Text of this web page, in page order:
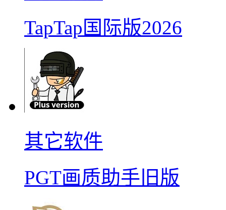
TapTap国际版2026
其它软件
PGT画质助手旧版